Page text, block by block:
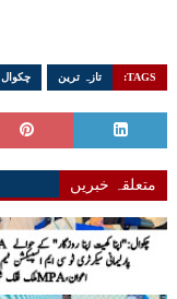
TAGS: تازہ ترین چکوال
متعلقہ خبریں